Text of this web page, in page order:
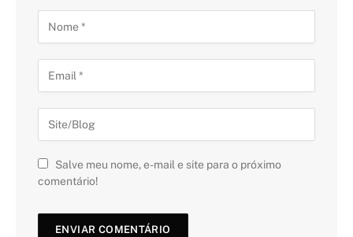
Salve meu nome, e-mail e site para o próximo
comentário!